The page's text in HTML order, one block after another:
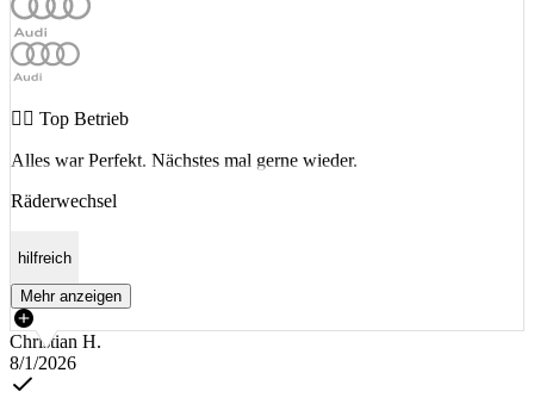
👍🏻 Top Betrieb
Alles war Perfekt. Nächstes mal gerne wieder.
Räderwechsel
hilfreich
Mehr anzeigen
Christian H.
8/1/2026